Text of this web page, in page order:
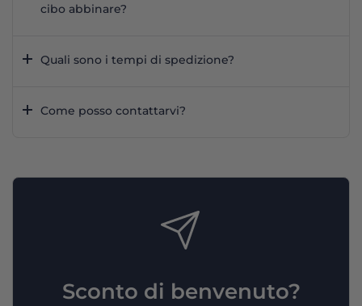
cibo abbinare?
Quali sono i tempi di spedizione?
Come posso contattarvi?
Sconto di benvenuto?